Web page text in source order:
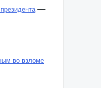
во взломе